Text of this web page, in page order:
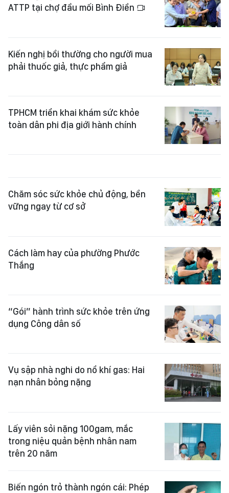
ATTP tại chợ đầu mối Bình Điền
Kiến nghị bồi thường cho người mua
phải thuốc giả, thực phẩm giả
TPHCM triển khai khám sức khỏe
toàn dân phi địa giới hành chính
Chăm sóc sức khỏe chủ động, bền
vững ngay từ cơ sở
Cách làm hay của phường Phước
Thắng
“Gói” hành trình sức khỏe trên ứng
dụng Công dân số
Vụ sập nhà nghi do nổ khí gas: Hai
nạn nhân bỏng nặng
Lấy viên sỏi nặng 100gam, mắc
trong niệu quản bệnh nhân nam
trên 20 năm
Biến ngón trỏ thành ngón cái: Phép